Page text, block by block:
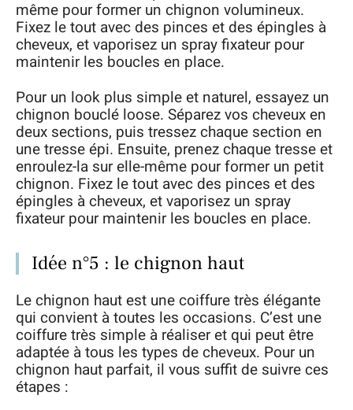
même pour former un chignon volumineux.
Fixez le tout avec des pinces et des épingles à
cheveux, et vaporisez un spray fixateur pour
maintenir les boucles en place.
Pour un look plus simple et naturel, essayez un
chignon bouclé loose. Séparez vos cheveux en
deux sections, puis tressez chaque section en
une tresse épi. Ensuite, prenez chaque tresse et
enroulez-la sur elle-même pour former un petit
chignon. Fixez le tout avec des pinces et des
épingles à cheveux, et vaporisez un spray
fixateur pour maintenir les boucles en place.
Idée n°5 : le chignon haut
Le chignon haut est une coiffure très élégante
qui convient à toutes les occasions. C’est une
coiffure très simple à réaliser et qui peut être
adaptée à tous les types de cheveux. Pour un
chignon haut parfait, il vous suffit de suivre ces
étapes :